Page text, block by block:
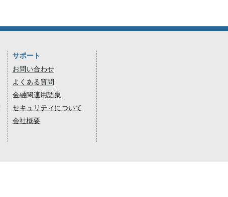
サポート
お問い合わせ
よくある質問
金融関連用語集
セキュリティについて
会社概要